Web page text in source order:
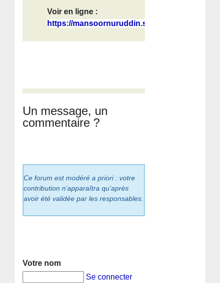
Voir en ligne :
https://mansoornuruddin.substack.co...
Un message, un
commentaire ?
Ce forum est modéré a priori : votre
contribution n’apparaîtra qu’après
avoir été validée par les responsables.
Votre nom
Se connecter